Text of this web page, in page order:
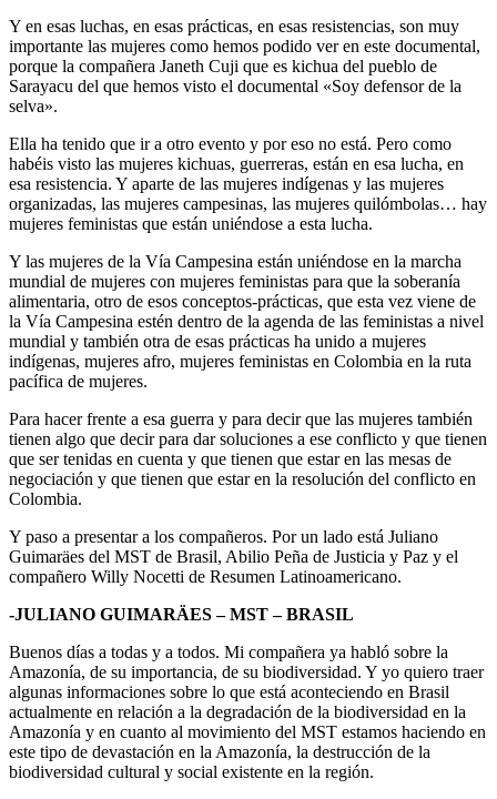
Y en esas luchas, en esas prácticas, en esas resistencias, son muy
importante las mujeres como hemos podido ver en este documental,
porque la compañera Janeth Cuji que es kichua del pueblo de
Sarayacu del que hemos visto el documental «Soy defensor de la
selva».
Ella ha tenido que ir a otro evento y por eso no está. Pero como
habéis visto las mujeres kichuas, guerreras, están en esa lucha, en
esa resistencia. Y aparte de las mujeres indígenas y las mujeres
organizadas, las mujeres campesinas, las mujeres quilómbolas… hay
mujeres feministas que están uniéndose a esta lucha.
Y las mujeres de la Vía Campesina están uniéndose en la marcha
mundial de mujeres con mujeres feministas para que la soberanía
alimentaria, otro de esos conceptos-prácticas, que esta vez viene de
la Vía Campesina estén dentro de la agenda de las feministas a nivel
mundial y también otra de esas prácticas ha unido a mujeres
indígenas, mujeres afro, mujeres feministas en Colombia en la ruta
pacífica de mujeres.
Para hacer frente a esa guerra y para decir que las mujeres también
tienen algo que decir para dar soluciones a ese conflicto y que tienen
que ser tenidas en cuenta y que tienen que estar en las mesas de
negociación y que tienen que estar en la resolución del conflicto en
Colombia.
Y paso a presentar a los compañeros. Por un lado está Juliano
Guimaräes del MST de Brasil, Abilio Peña de Justicia y Paz y el
compañero Willy Nocetti de Resumen Latinoamericano.
-JULIANO GUIMARÄES – MST – BRASIL
Buenos días a todas y a todos. Mi compañera ya habló sobre la
Amazonía, de su importancia, de su biodiversidad. Y yo quiero traer
algunas informaciones sobre lo que está aconteciendo en Brasil
actualmente en relación a la degradación de la biodiversidad en la
Amazonía y en cuanto al movimiento del MST estamos haciendo en
este tipo de devastación en la Amazonía, la destrucción de la
biodiversidad cultural y social existente en la región.